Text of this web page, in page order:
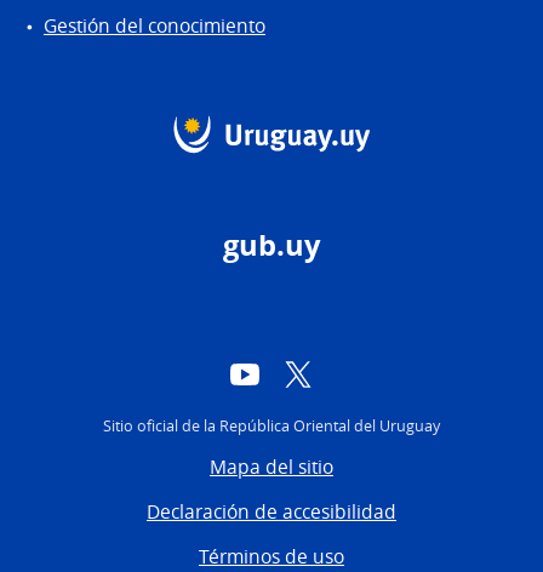
Gestión del conocimiento
gub.uy
YouTube
Sitio oficial de la República Oriental del Uruguay
Mapa del sitio
Declaración de accesibilidad
Términos de uso